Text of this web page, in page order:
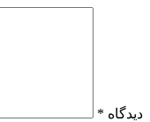
دیدگاه *